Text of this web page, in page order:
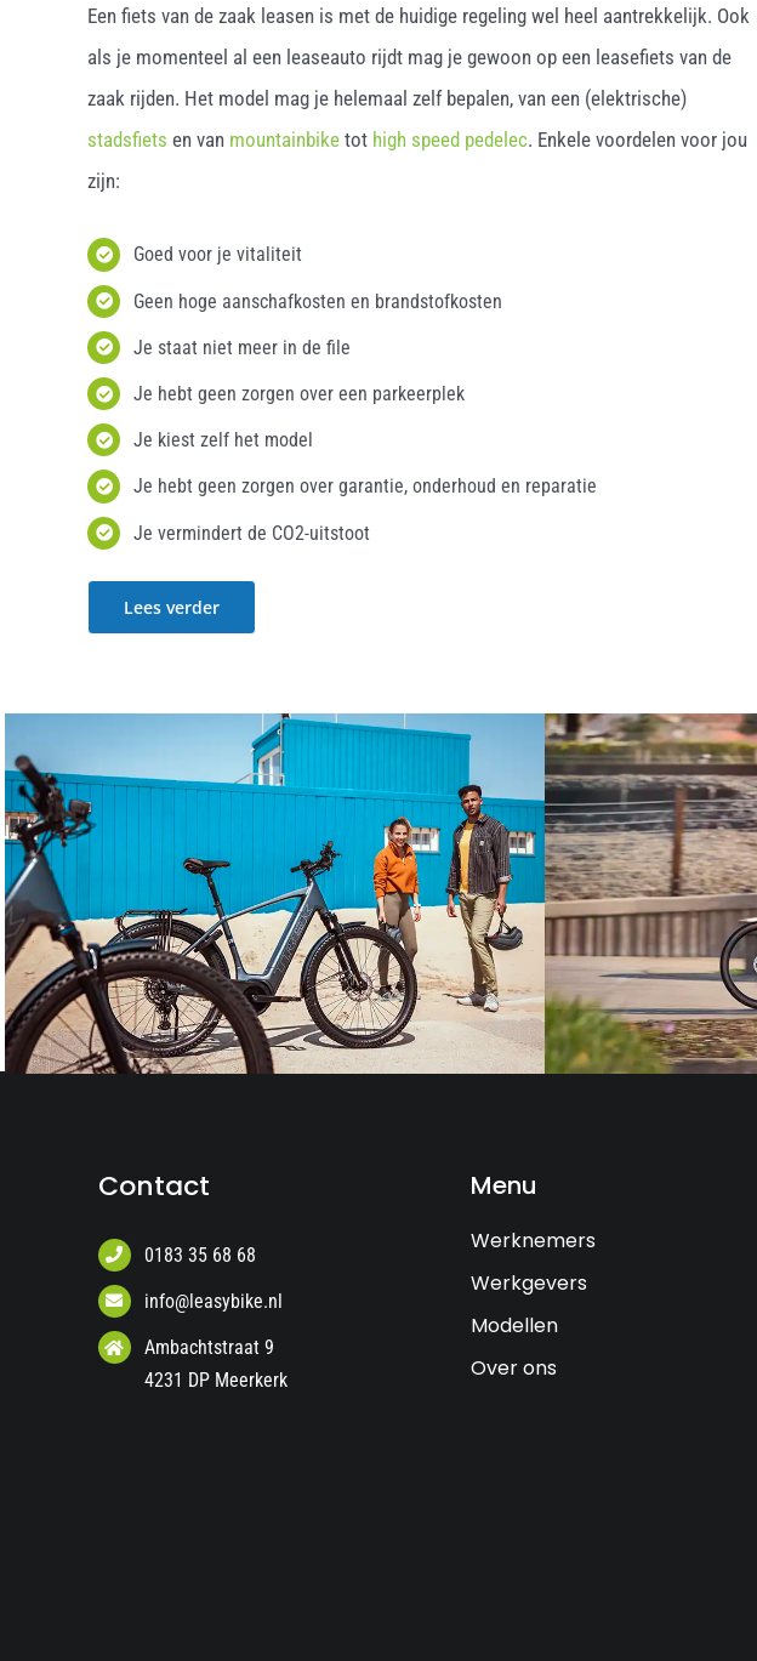
Een fiets van de zaak leasen is met de huidige regeling wel heel aantrekkelijk. Ook
als je momenteel al een leaseauto rijdt mag je gewoon op een leasefiets van de
zaak rijden. Het model mag je helemaal zelf bepalen, van een (elektrische)
stadsfiets en van mountainbiketot high speed pedelec. Enkele voordelen voor jou
zijn:
Goed voor je vitaliteit
Geen hoge aanschafkosten en brandstofkosten
Je staat niet meer in de file
Je hebt geen zorgen over een parkeerplek
Je kiest zelf het model
Je hebt geen zorgen over garantie, onderhoud en reparatie
Je vermindert de CO2-uitstoot
Lees verder
Contact
0183 35 68 68
info@leasybike.nl
Ambachtstraat 9
4231 DP Meerkerk
Menu
Werknemers
Werkgevers
Modellen
Over ons